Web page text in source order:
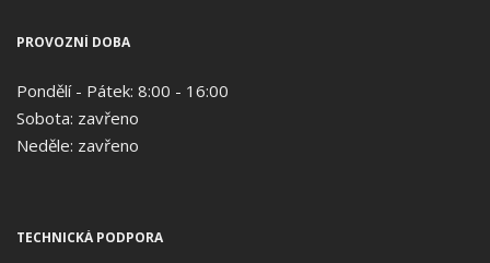
PROVOZNÍ DOBA
Pondělí - Pátek: 8:00 - 16:00
Sobota: zavřeno
Neděle: zavřeno
TECHNICKÁ PODPORA